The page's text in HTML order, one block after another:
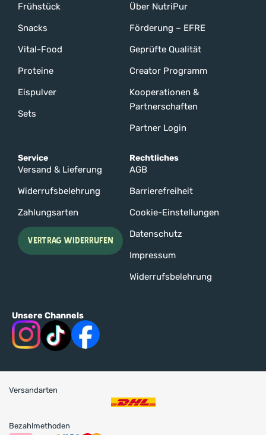
Frühstück
Snacks
Vital-Food
Proteine
Eispulver
Sets
Über NutriPur
Förderung – EFRE
Geprüfte Qualität
Creator Programm
Kooperationen &
Partnerschaften
Partner Login
Service
Versand & Lieferung
Widerrufsbelehrung
Zahlungsarten
VERTRAG WIDERRUFEN
Rechtliches
AGB
Barrierefreiheit
Cookie-Einstellungen
Datenschutz
Impressum
Widerrufsbelehrung
Unsere Channels
Versandarten
Bezahlmethoden